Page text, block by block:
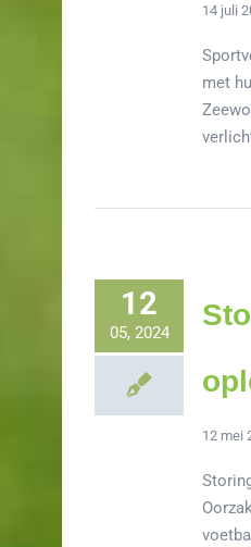
14 juli
met
12
05, 2024
12 mei